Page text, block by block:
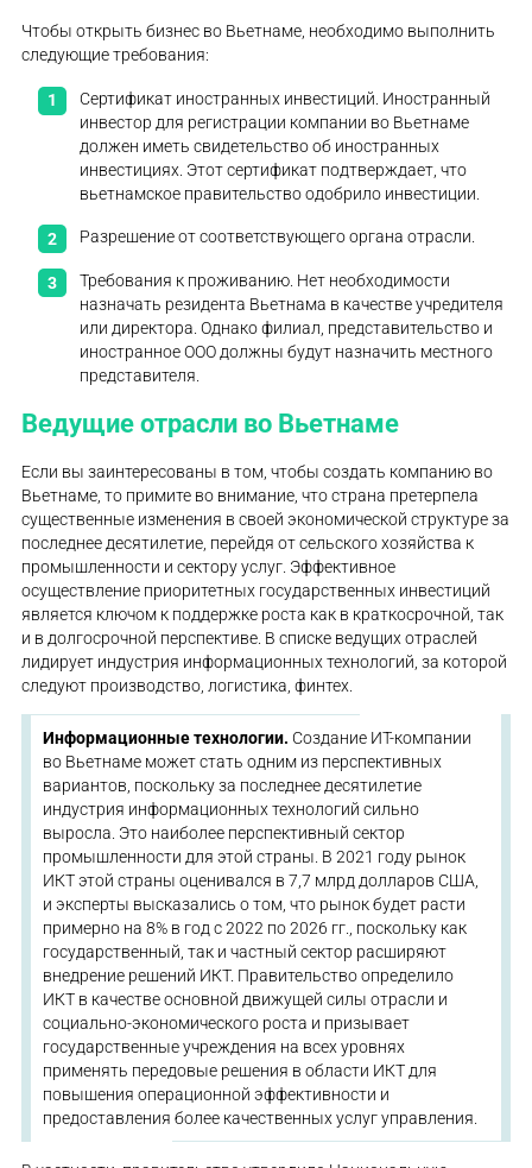
Чтобы открыть бизнес во Вьетнаме, необходимо выполнить
следующие требования:
Сертификат иностранных инвестиций. Иностранный
инвестор для регистрации компании во Вьетнаме
должен иметь свидетельство об иностранных
инвестициях. Этот сертификат подтверждает, что
вьетнамское правительство одобрило инвестиции.
Разрешение от соответствующего органа отрасли.
Требования к проживанию. Нет необходимости
назначать резидента Вьетнама в качестве учредителя
или директора. Однако филиал, представительство и
иностранное ООО должны будут назначить местного
представителя.
Ведущие отрасли во Вьетнаме
Если вы заинтересованы в том, чтобы создать компанию во
Вьетнаме, то примите во внимание, что страна претерпела
существенные изменения в своей экономической структуре за
последнее десятилетие, перейдя от сельского хозяйства к
промышленности и сектору услуг. Эффективное
осуществление приоритетных государственных инвестиций
является ключом к поддержке роста как в краткосрочной, так
и в долгосрочной перспективе. В списке ведущих отраслей
лидирует индустрия информационных технологий, за которой
следуют производство, логистика, финтех.
Информационные технологии. Создание ИТ-компании
во Вьетнаме может стать одним из перспективных
вариантов, поскольку за последнее десятилетие
индустрия информационных технологий сильно
выросла. Это наиболее перспективный сектор
промышленности для этой страны. В 2021 году рынок
ИКТ этой страны оценивался в 7,7 млрд долларов США,
и эксперты высказались о том, что рынок будет расти
примерно на 8% в год с 2022 по 2026 гг., поскольку как
государственный, так и частный сектор расширяют
внедрение решений ИКТ. Правительство определило
ИКТ в качестве основной движущей силы отрасли и
социально-экономического роста и призывает
государственные учреждения на всех уровнях
применять передовые решения в области ИКТ для
повышения операционной эффективности и
предоставления более качественных услуг управления.